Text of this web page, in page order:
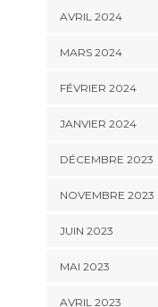
AVRIL 2024
MARS 2024
FÉVRIER 2024
JANVIER 2024
DÉCEMBRE 2023
NOVEMBRE 2023
JUIN 2023
MAI 2023
AVRIL 2023